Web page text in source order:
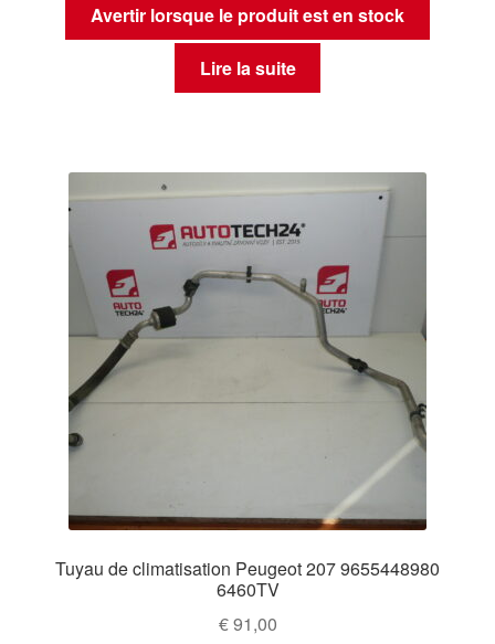
Avertir lorsque le produit est en stock
Lire la suite
Tuyau de climatisation Peugeot 207 9655448980
6460TV
€91,00